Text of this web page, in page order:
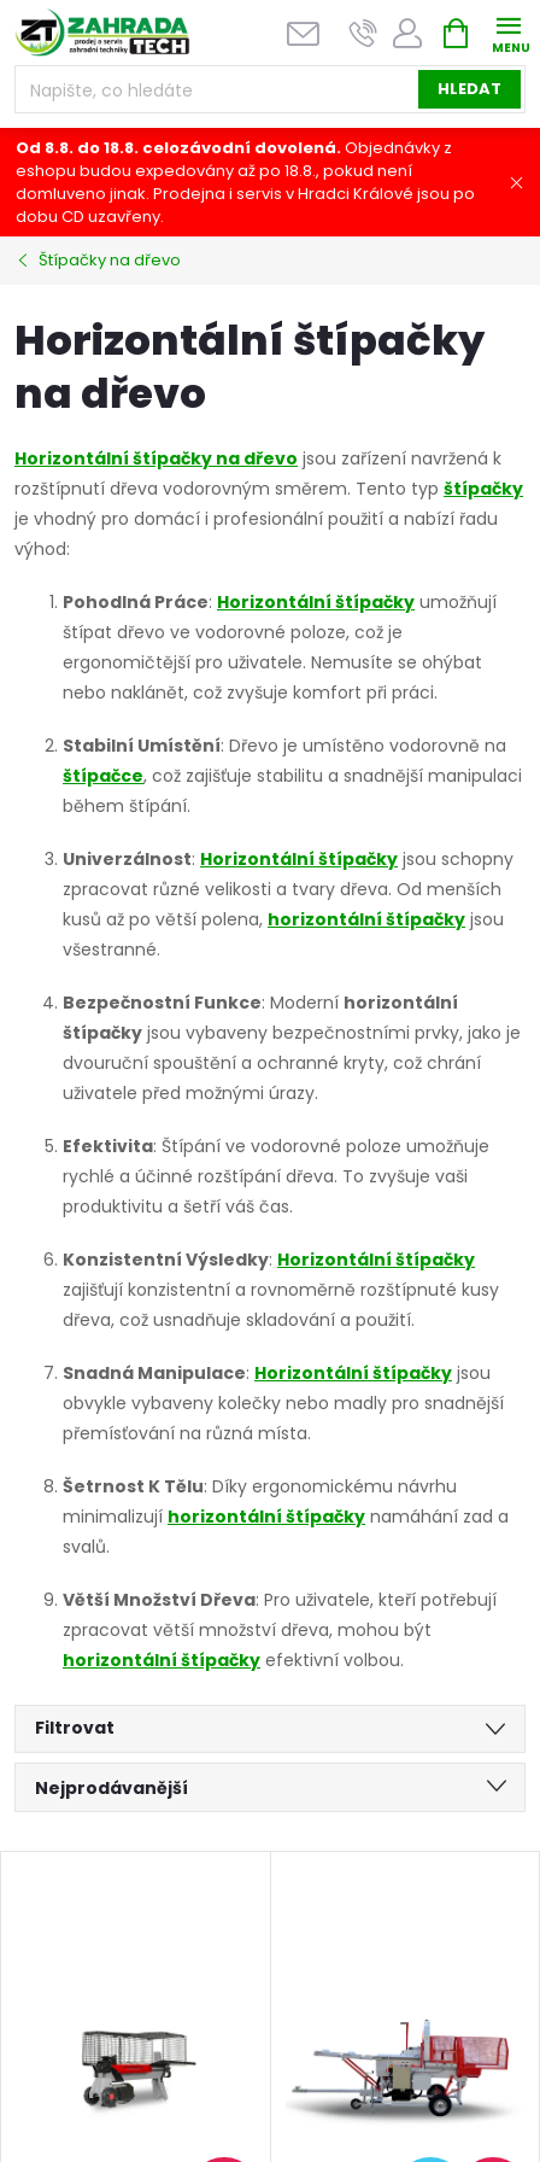
Přejít
na
obsah
HLEDAT
NÁKUPNÍ
KOŠÍK
Od 8.8. do 18.8. celozávodní dovolená.Objednávky z
eshopu budou expedovány až po 18.8., pokud není
domluveno jinak. Prodejna i servis v Hradci Králové jsou po
dobu CD uzavřeny.
Štípačky na dřevo
Horizontální štípačky
na dřevo
Horizontální štípačky na dřevo jsou zařízení navržená k
rozštípnutí dřeva vodorovným směrem. Tento typ štípačky
je vhodný pro domácí i profesionální použití a nabízí řadu
výhod:
Pohodlná Práce: Horizontální štípačky umožňují
štípat dřevo ve vodorovné poloze, což je
ergonomičtější pro uživatele. Nemusíte se ohýbat
nebo naklánět, což zvyšuje komfort při práci.
Stabilní Umístění: Dřevo je umístěno vodorovně na
štípačce, což zajišťuje stabilitu a snadnější manipulaci
během štípání.
Univerzálnost: Horizontální štípačky jsou schopny
zpracovat různé velikosti a tvary dřeva. Od menších
kusů až po větší polena, horizontální štípačky jsou
všestranné.
Bezpečnostní Funkce: Moderní horizontální
štípačky jsou vybaveny bezpečnostními prvky, jako je
dvouruční spouštění a ochranné kryty, což chrání
uživatele před možnými úrazy.
Efektivita: Štípání ve vodorovné poloze umožňuje
rychlé a účinné rozštípání dřeva. To zvyšuje vaši
produktivitu a šetří váš čas.
Konzistentní Výsledky: Horizontální štípačky
zajišťují konzistentní a rovnoměrně rozštípnuté kusy
dřeva, což usnadňuje skladování a použití.
Snadná Manipulace: Horizontální štípačky jsou
obvykle vybaveny kolečky nebo madly pro snadnější
přemísťování na různá místa.
Šetrnost K Tělu: Díky ergonomickému návrhu
minimalizují horizontální štípačky namáhání zad a
svalů.
Větší Množství Dřeva: Pro uživatele, kteří potřebují
zpracovat větší množství dřeva, mohou být
horizontální štípačky efektivní volbou.
Filtrovat
Ř
a
Nejprodávanější